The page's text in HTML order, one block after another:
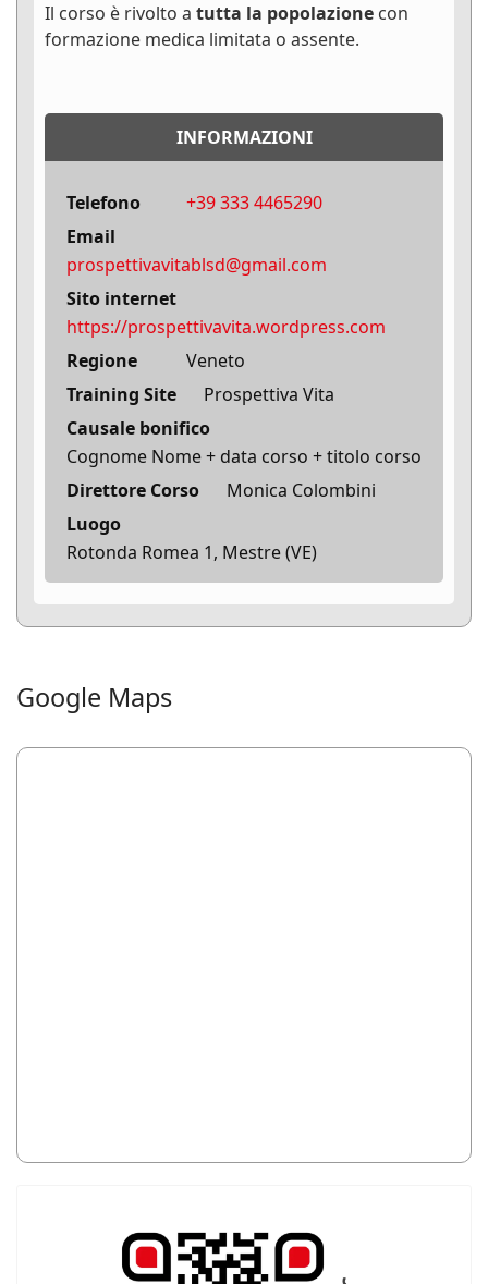
Il corso è rivolto a tutta la popolazione con
formazione medica limitata o assente.
INFORMAZIONI
Telefono
+39 333 4465290
Email
prospettivavitablsd@gmail.com
Sito internet
https://prospettivavita.wordpress.com
Regione
Veneto
Training Site
Prospettiva Vita
Causale bonifico
Cognome Nome + data corso + titolo corso
Direttore Corso
Monica Colombini
Luogo
Rotonda Romea 1, Mestre (VE)
Google Maps